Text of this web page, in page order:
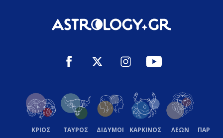
ΚΡΙΟΣ ΤΑΥΡΟΣ ΔΙΔΥΜΟΙ ΚΑΡΚΙΝΟΣ ΛΕΩΝ